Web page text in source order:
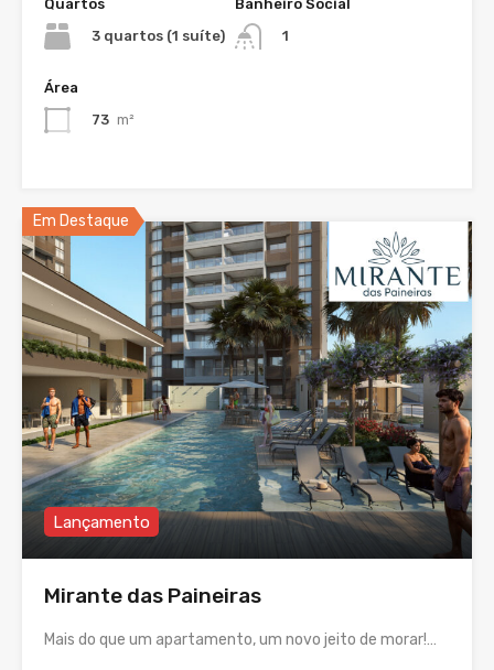
Quartos
3 quartos (1 suíte)
Banheiro Social
1
Área
73 m²
Em Destaque
Lançamento
Mirante das Paineiras
Mais do que um apartamento, um novo jeito de morar!…